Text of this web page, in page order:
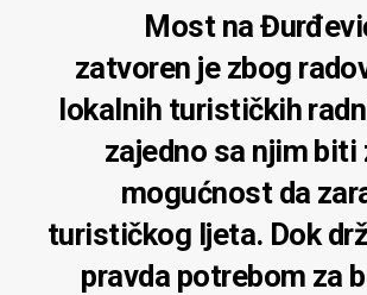
Most na
zatvoren je zbog
lokalnih turističkih
zajedno sa njim biti
mogućnost da
turističkog ljeta. Dok
pravda potrebom za